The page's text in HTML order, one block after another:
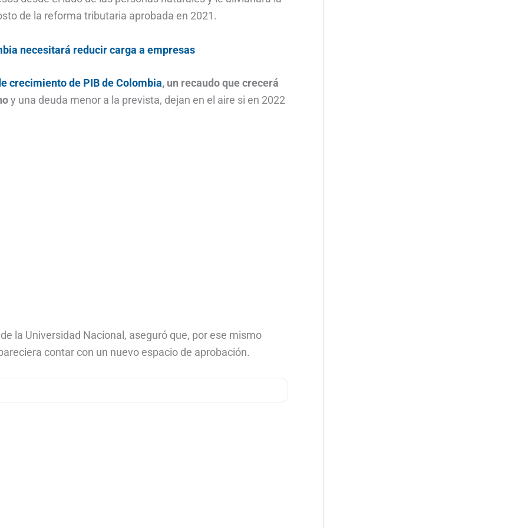
de la reforma tributaria aprobada en 2021.
necesitará reducir carga a empresas
crecimiento de PIB de Colombia, un recaudo que crecerá
y una deuda menor a la prevista, dejan en el aire si en 2022
la Universidad Nacional, aseguró que, por ese mismo
contar con un nuevo espacio de aprobación.